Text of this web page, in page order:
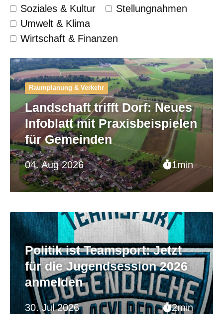
Soziales & Kultur
Stellungnahmen
Umwelt & Klima
Wirtschaft & Finanzen
04. Aug 2026 1min
Raumplanung & Verkehr
Landschaft trifft Dorf: Neues
Infoblatt mit Praxisbeispielen
für Gemeinden
30. Jul 2026 2min
Politik ist Teamsport: Jetzt
für die Jugendsession 2026
anmelden